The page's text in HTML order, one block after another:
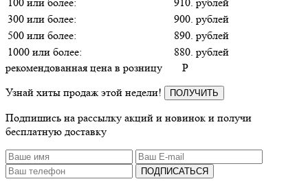
300 или более:
900. рублей
500 или более:
890. рублей
1000 или более:
880. рублей
рекомендованная цена в розницу
P
Узнай хиты продаж этой недели!
ПОЛУЧИТЬ
Подпишись на рассылку акций и новинок и получи
бесплатную доставку
ПОДПИСАТЬСЯ